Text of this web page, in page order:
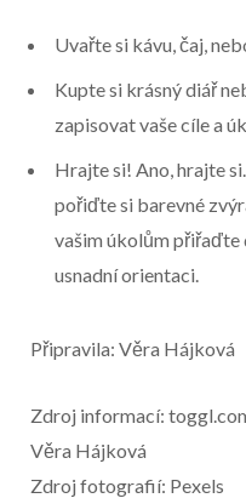
Uvařte si kávu, čaj,
Kupte si krásný diář
zapisovat vaše cíle a
Hrajte si! Ano, hrajte
pořiďte si barevné
vašim úkolům přiřaďte
usnadní orientaci.
Připravila: Věra Hájková
Zdroj informací:
Věra Hájková
Zdroj fotografií: Pexels